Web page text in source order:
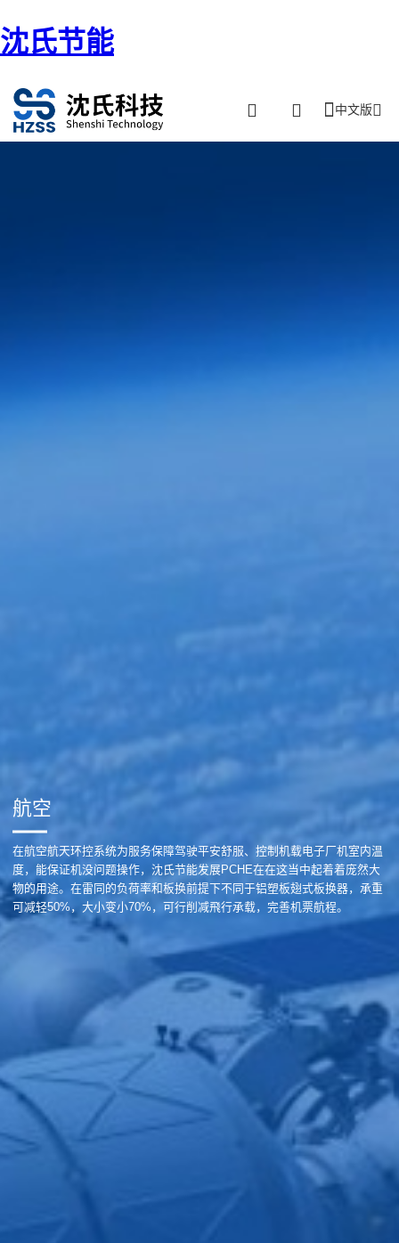
沈氏节能
中文版
航空
在航空航天环控系统为服务保障驾驶平安舒服、控制机载电子厂机室内温
度，能保证机没问题操作，沈氏节能发展PCHE在在这当中起着着庞然大
物的用途。在雷同的负荷率和板换前提下不同于铝塑板翅式板换器，承重
可减轻50%，大小变小70%，可行削减飛行承载，完善机票航程。